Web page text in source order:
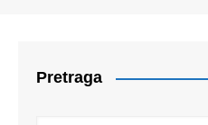
Pretraga